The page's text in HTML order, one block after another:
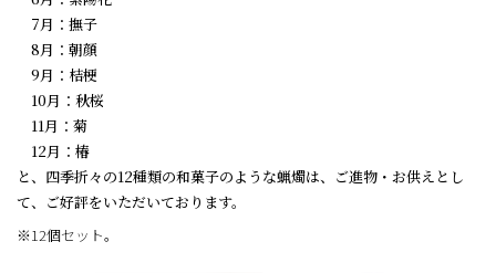
7月：撫子
8月：朝顔
9月：桔梗
10月：秋桜
11月：菊
12月：椿
と、四季折々の12種類の和菓子のような蝋燭は、ご進物・お供えとし
て、ご好評をいただいております。
※12個セット。